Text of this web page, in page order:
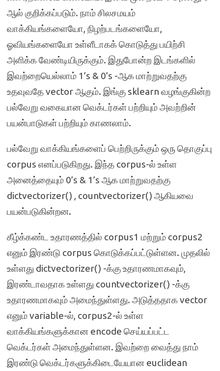
ஆல் குறிக்கப்படும். நாம் சிலசமயம்
வாக்கியங்களையோ, நிழற்படங்களையோ,
ஓவியங்களையோ உள்ளீடாகக் கொடுத்து பயிற்சி
அளிக்க வேண்டியிருக்கும். இதுபோன்ற இடங்களில்
இவற்றையெல்லாம் 1’s & 0’s -ஆக மாற்றுவதற்கு
உதவுவதே vector ஆகும். இங்கு sklearn வழங்குகின்ற
பல்வேறு வகையான வெக்டர்கள் பற்றியும் அவற்றின்
பயன்பாடுகள் பற்றியும் காணலாம்.
பல்வேறு வாக்கியங்களைப் பெற்றிருக்கும் ஒரு தொகுப்பு
corpus எனப்படுகிறது. இந்த corpus-ல் உள்ள
அனைத்தையும் 0’s & 1’s ஆக மாற்றுவதற்கு
dictvectorizer() , countvectorizer() ஆகியவை
பயன்படுகின்றன.
கீழ்க்கண்ட உதாரணத்தில் corpus1 மற்றும் corpus2
எனும் இரண்டு corpus கொடுக்கப்பட்டுள்ளன. முதலில்
உள்ளது dictvectorizer() -க்கு உதாரணமாகவும்,
இரண்டாவதாக உள்ளது countvectorizer() -க்கு
உதாரணமாகவும் அமைந்துள்ளது. அடுத்ததாக vector
எனும் variable-ல், corpus2-ல் உள்ள
வாக்கியங்களுக்கான encode செய்யப்பட்ட
வெக்டர்கள் அமைந்துள்ளன. இவற்றை வைத்து நாம்
இரண்டு வெக்டர்களுக்கிடையேயான euclidean